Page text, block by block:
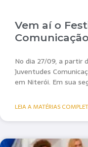
Vem aí o
No dia 27/09, a partir
Juventudes
em Niterói. Em sua
LEIA A MATÉRIAS